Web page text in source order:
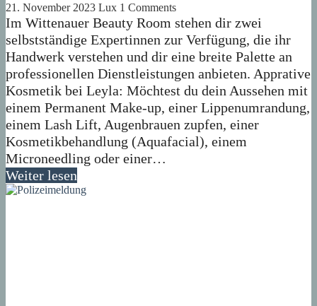
21. November 2023 Lux 1 Comments
Im Wittenauer Beauty Room stehen dir zwei
selbstständige Expertinnen zur Verfügung, die ihr
Handwerk verstehen und dir eine breite Palette an
professionellen Dienstleistungen anbieten. Apprative
Kosmetik bei Leyla: Möchtest du dein Aussehen mit
einem Permanent Make-up, einer Lippenumrandung,
einem Lash Lift, Augenbrauen zupfen, einer
Kosmetikbehandlung (Aquafacial), einem
Microneedling oder einer…
Weiter lesen